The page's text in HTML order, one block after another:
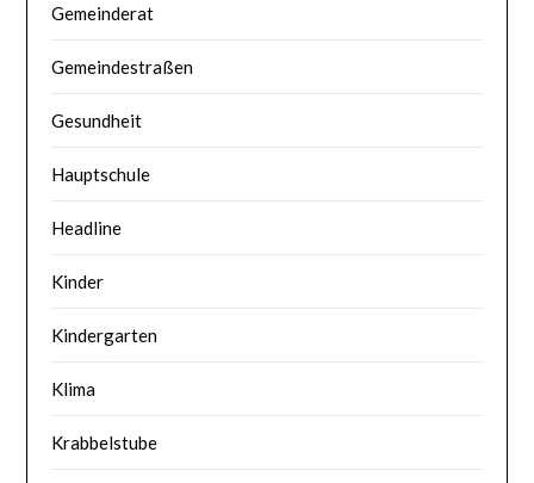
Gemeinderat
Gemeindestraßen
Gesundheit
Hauptschule
Headline
Kinder
Kindergarten
Klima
Krabbelstube